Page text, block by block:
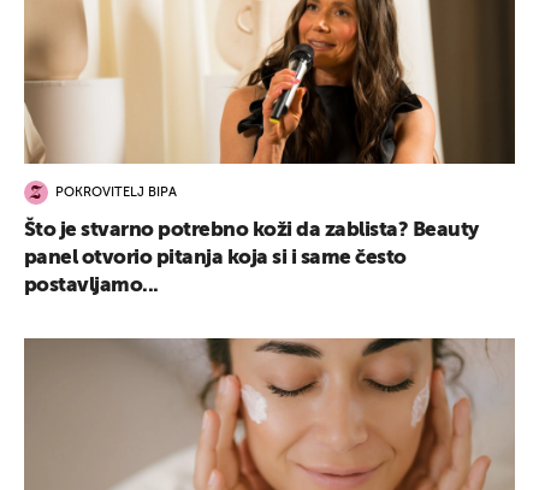
POKROVITELJ BIPA
Što je stvarno potrebno koži da zablista? Beauty
panel otvorio pitanja koja si i same često
postavljamo...